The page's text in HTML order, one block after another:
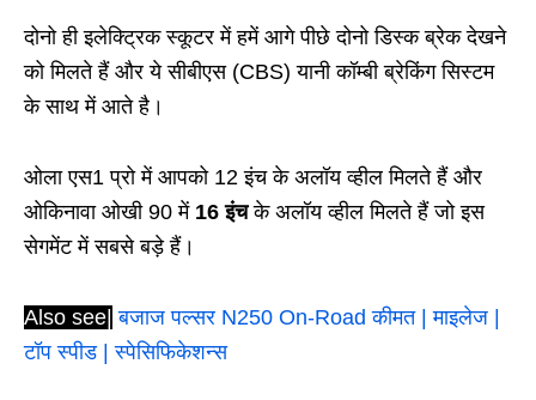
दोनो ही इलेक्ट्रिक स्कूटर में हमें आगे पीछे दोनो डिस्क ब्रेक देखने
को मिलते हैं और ये सीबीएस (CBS) यानी कॉम्बी ब्रेकिंग सिस्टम
के साथ में आते है।
ओला एस1 प्रो में आपको 12 इंच के अलॉय व्हील मिलते हैं और
ओकिनावा ओखी 90 में 16 इंचके अलॉय व्हील मिलते हैं जो इस
सेगमेंट में सबसे बड़े हैं।
Also see| बजाज पल्सर N250 On-Road कीमत | माइलेज |
टॉप स्पीड | स्पेसिफिकेशन्स